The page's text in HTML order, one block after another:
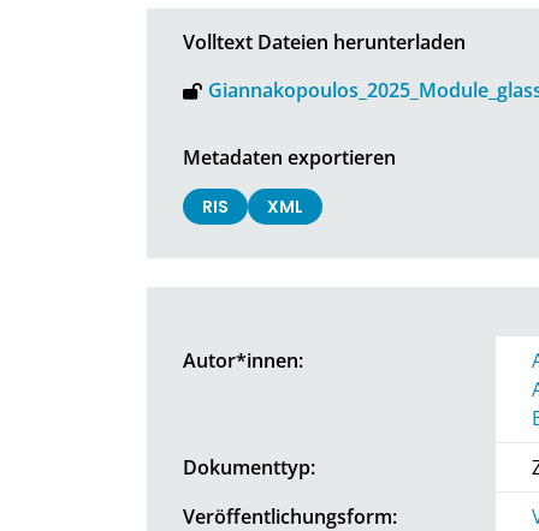
Volltext Dateien herunterladen
Metadaten exportieren
RIS XML
Autor*innen:
Dokumenttyp:
Veröffentlichungsform: